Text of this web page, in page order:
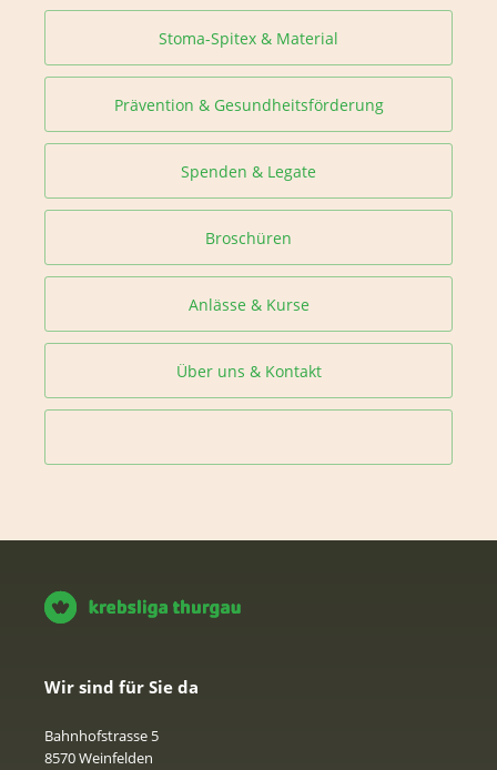
Stoma-Spitex & Material
Prävention & Gesundheitsförderung
Spenden & Legate
Broschüren
Anlässe & Kurse
Über uns & Kontakt
Wir sind für Sie da
Bahnhofstrasse 5
8570 Weinfelden